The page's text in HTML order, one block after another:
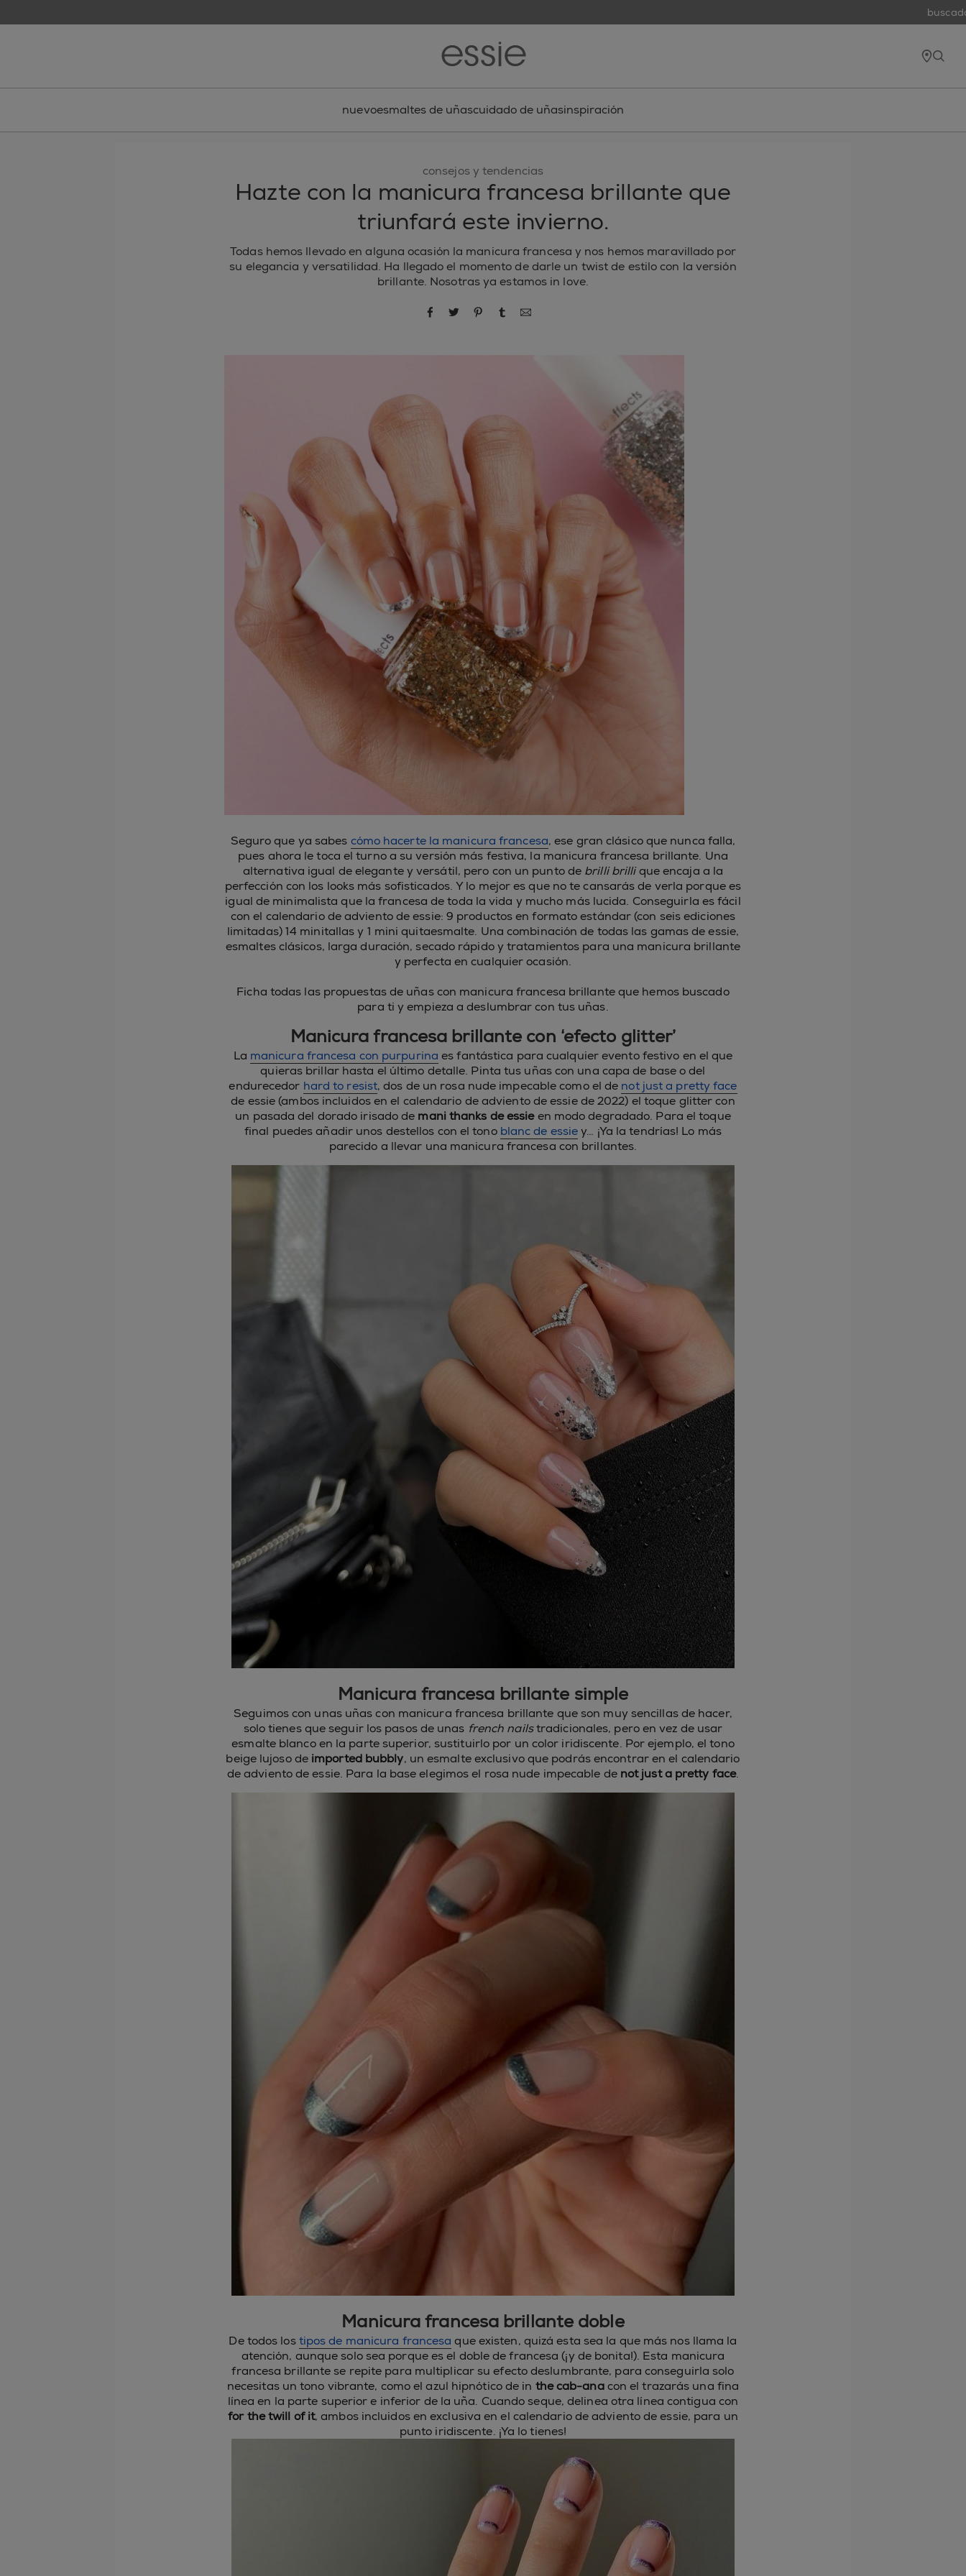
buscador
nuevoesmaltes de uñascuidado de uñasinspiración
consejos y tendencias
Hazte con la manicura francesa brillante que
triunfará este invierno.
Todas hemos llevado en alguna ocasión la manicura francesa y nos hemos maravillado por
su elegancia y versatilidad. Ha llegado el momento de darle un twist de estilo con la versión
brillante. Nosotras ya estamos in love.
compartir por Facebook
compartir por Twitter
compartir por Pinterest
compartir por Tumblr
compartir por correo electrónico
Seguro que ya sabes cómo hacerte la manicura francesa, ese gran clásico que nunca falla,
pues ahora le toca el turno a su versión más festiva, la manicura francesa brillante. Una
alternativa igual de elegante y versátil, pero con un punto de brilli brillique encaja a la
perfección con los looks más sofisticados. Y lo mejor es que no te cansarás de verla porque es
igual de minimalista que la francesa de toda la vida y mucho más lucida. Conseguirla es fácil
con el calendario de adviento de essie: 9 productos en formato estándar (con seis ediciones
limitadas) 14 minitallas y 1 mini quitaesmalte. Una combinación de todas las gamas de essie,
esmaltes clásicos, larga duración, secado rápido y tratamientos para una manicura brillante
y perfecta en cualquier ocasión.
Ficha todas las propuestas de uñas con manicura francesa brillante que hemos buscado
para ti y empieza a deslumbrar con tus uñas.
Manicura francesa brillante con ‘efecto glitter’
La manicura francesa con purpurina es fantástica para cualquier evento festivo en el que
quieras brillar hasta el último detalle. Pinta tus uñas con una capa de base o del
endurecedor hard to resist, dos de un rosa nude impecable como el de not just a pretty face
de essie (ambos incluidos en el calendario de adviento de essie de 2022) el toque glitter con
un pasada del dorado irisado de mani thanks de essieen modo degradado. Para el toque
final puedes añadir unos destellos con el tono blanc de essiey… ¡Ya la tendrías! Lo más
parecido a llevar una manicura francesa con brillantes.
Manicura francesa brillante simple
Seguimos con unas uñas con manicura francesa brillante que son muy sencillas de hacer,
solo tienes que seguir los pasos de unas french nailstradicionales, pero en vez de usar
esmalte blanco en la parte superior, sustituirlo por un color iridiscente. Por ejemplo, el tono
beige lujoso deimported bubbly, un esmalte exclusivo que podrás encontrar en el calendario
de adviento de essie. Para la base elegimos el rosa nude impecable de not just a pretty face.
Manicura francesa brillante doble
De todos lostipos de manicura francesa que existen, quizá esta sea la que más nos llama la
atención, aunque solo sea porque es el doble de francesa (¡y de bonita!). Esta manicura
francesa brillante se repite para multiplicar su efecto deslumbrante, para conseguirla solo
necesitas un tono vibrante, como el azul hipnótico de in the cab-anacon el trazarás una fina
línea en la parte superior e inferior de la uña. Cuando seque, delinea otra línea contigua con
for the twill of it, ambos incluidos en exclusiva en el calendario de adviento de essie, para un
punto iridiscente. ¡Ya lo tienes!